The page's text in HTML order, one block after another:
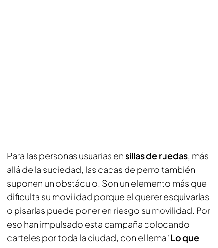
Para las personas usuarias ensillas de ruedas, más
allá de la suciedad, las cacas de perro también
suponen un obstáculo. Son un elemento más que
dificulta su movilidad porque el querer esquivarlas
o pisarlas puede poner en riesgo su movilidad. Por
eso han impulsado esta campaña colocando
carteles por toda la ciudad, con el lema ‘Lo que